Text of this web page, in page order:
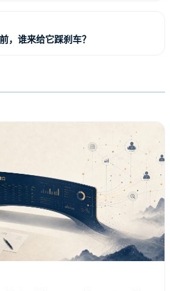
，不是因为概念错了，而是因为
的指标、维度、权限、血缘、
。方案写得很漂亮，评审也很热
知道先从哪里开始。
SQL。
段说明，但没人打开。
设企业级语义层”，听起来就像
，谁来给它踩刹车？